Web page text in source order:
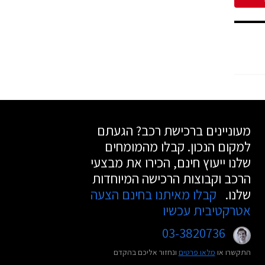
מעוניינים ברכישת רכב? הגעתם
למקום הנכון. קבלו מהמומחים
שלנו ייעוץ חינם, הכירו את מבצעי
הרכב וקבוצות הרכישה המיוחדות
שלנו. קבלו מאיתנו בחינם הצעה
אטרקטיבית עכשיו
03-3820736
התקשרו או מלאו פרטים ונחזור אליכם בהקדם